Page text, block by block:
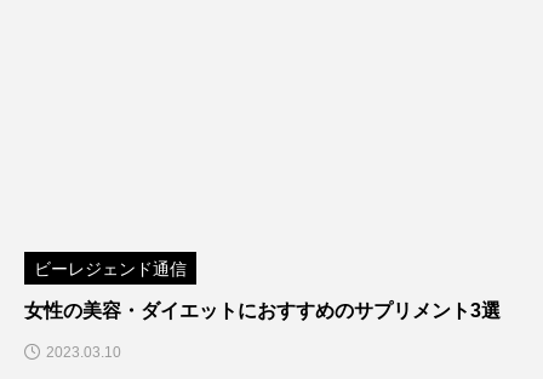
ビーレジェンド通信
女性の美容・ダイエットにおすすめのサプリメント3選
2023.03.10